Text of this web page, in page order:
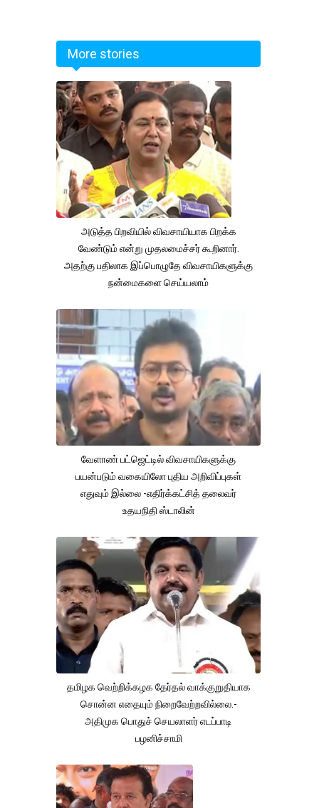
More stories
அடுத்த பிறவியில் விவசாயியாக பிறக்க
வேண்டும் என்று முதலமைச்சர் கூறினார்.
அதற்கு பதிலாக இப்பொழுதே விவசாயிகளுக்கு
நன்மைகளை செய்யலாம்
வேளாண் பட்ஜெட்டில் விவசாயிகளுக்கு
பயன்படும் வகையிலோ புதிய அறிவிப்புகள்
எதுவும் இல்லை -எதிர்க்கட்சித் தலைவர்
உதயநிதி ஸ்டாலின்
தமிழக வெற்றிக்கழக தேர்தல் வாக்குறுதியாக
சொன்ன எதையும் நிறைவேற்றவில்லை.-
அதிமுக பொதுச் செயலாளர் எடப்பாடி
பழனிச்சாமி